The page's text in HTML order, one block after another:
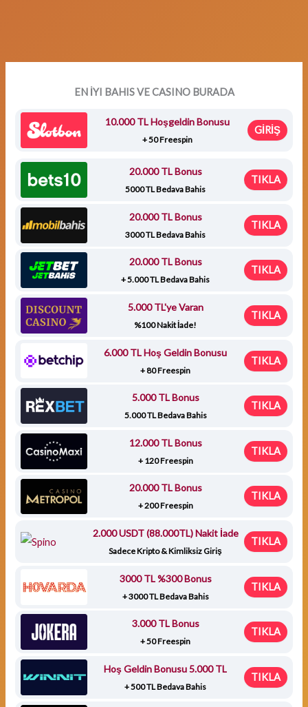
EN İYI BAHIS VE CASINO BURADA
10.000 TL Hoşgeldin Bonusu
+ 50 Freespin
GİRİŞ
20.000 TL Bonus
5000 TL Bedava Bahis
TIKLA
20.000 TL Bonus
3000 TL Bedava Bahis
TIKLA
20.000 TL Bonus
+ 5.000 TL Bedava Bahis
TIKLA
5.000 TL'ye Varan
%100 Nakit İade!
TIKLA
6.000 TL Hoş Geldin Bonusu
+ 80 Freespin
TIKLA
5.000 TL Bonus
5.000 TL Bedava Bahis
TIKLA
12.000 TL Bonus
+ 120 Freespin
TIKLA
20.000 TL Bonus
+ 200 Freespin
TIKLA
2.000 USDT (88.000TL) Nakit İade
Sadece Kripto & Kimliksiz Giriş
TIKLA
3000 TL %300 Bonus
+ 3000 TL Bedava Bahis
TIKLA
3.000 TL Bonus
+ 50 Freespin
TIKLA
Hoş Geldin Bonusu 5.000 TL
+ 500 TL Bedava Bahis
TIKLA